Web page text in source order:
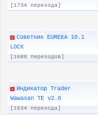
[1734 перехода]
Советник EUREKA 10.1
LOCK
[1680 переходов]
Индикатор Trader
Wawasan TE v2.0
[1634 перехода]